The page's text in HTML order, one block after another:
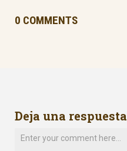
0 COMMENTS
Deja una respuesta